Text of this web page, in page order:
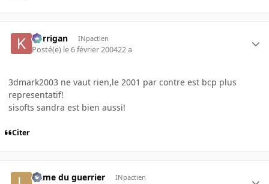
korrigan INpactien
Posté(e) le 6 février 200422 a
3dmark2003 ne vaut rien,le 2001 par contre est bcp plus
representatif!
sisofts sandra est bien aussi!
Citer
L'âme du guerrier INpactien